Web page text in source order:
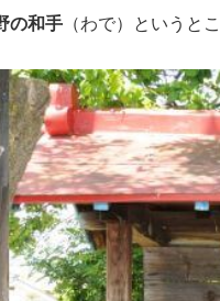
の和手 （わで）というと